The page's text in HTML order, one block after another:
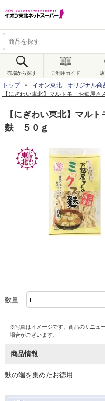
売場から探す ご利用ガイド
トップ
イオン東北 オリジナル商
【にぎわい東北】マルトモ お麩屋
【にぎわい東北】マル
麩 ５０ｇ
数量
※写真はイメージです。商品のリニュ
場合がございます。
商品情報
麩の端を集めたお徳用